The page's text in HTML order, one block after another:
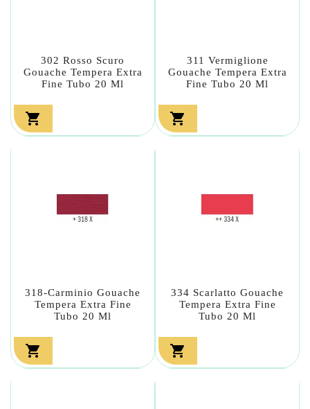
302 Rosso Scuro
Gouache Tempera Extra
Fine Tubo 20 Ml

311 Vermiglione
Gouache Tempera Extra
Fine Tubo 20 Ml

318-Carminio Gouache
Tempera Extra Fine
Tubo 20 Ml

334 Scarlatto Gouache
Tempera Extra Fine
Tubo 20 Ml
